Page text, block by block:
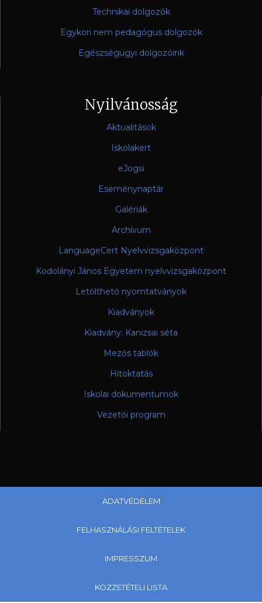
Technikai dolgozók
Egykori nem pedagógus dolgozók
Egészségügyi dolgozóink
Nyilvánosság
Aktualitások
Iskolakert
eJogsi
Eseménynaptár
Galériák
Archívum
LanguageCert Nyelvvizsgaközpont
Kodolányi János Egyetem nyelvvizsgaközpont
Letölthető nyomtatványok
Kiadványok
Kiadvány: Kanizsai séta
Mezős tablók
Hitoktatás
Iskolai dokumentumok
Vezetői program
ADATVÉDELEM
FELHASZNÁLÁSI FELTÉTELEK
IMPRESSZUM
KÖZZÉTÉTELI LISTA